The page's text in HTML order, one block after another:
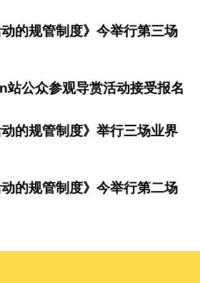
动的规管制度》今举行第三场
站公众参观导赏活动接受报名
动的规管制度》举行三场业界
动的规管制度》今举行第二场